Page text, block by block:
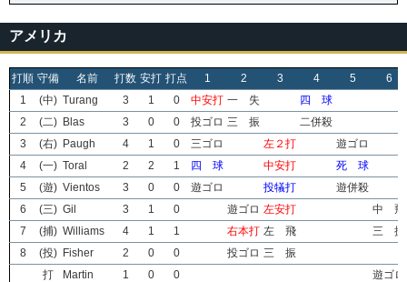
アメリカ
打順 守備 名前 打数 安打 打点 1 2 3 4 5
6
1
(中) Turang 3 1 0 中安打 一 失
四 球
2
(二) Blas 3 0 0 投ゴロ 三 振
二併殺
3
(右) Paugh 4 1 0 三ゴロ 左２打
遊ゴロ
4
(一) Toral 2 2 1 四 球 中安打
死 球
5
(遊) Vientos 3 0 0 遊ゴロ 投犠打
遊併殺
6
(三) Gil 3 1 0 遊ゴロ 左安打
中 飛
7
(捕) Williams 4 1 1 右本打 左 飛
三 振
8
(投) Fisher 2 0 0 投ゴロ 三 振
打
Martin 1 0 0
遊ゴロ